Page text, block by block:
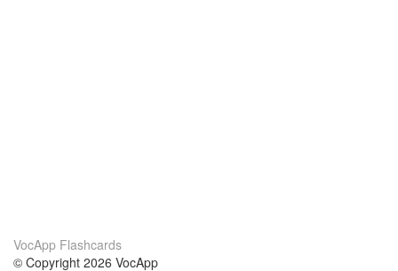
VocApp Flashcards
© Copyright 2026 VocApp